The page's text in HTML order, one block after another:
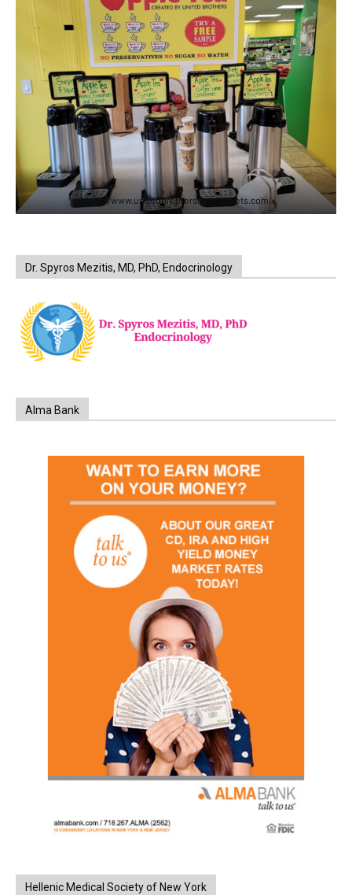
https://www.unitedbrothersfruitmarkets.com/
Dr. Spyros Mezitis, MD, PhD, Endocrinology
Alma Bank
Hellenic Medical Society of New York